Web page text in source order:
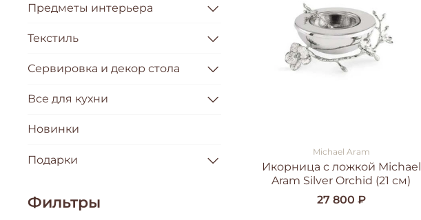
Michael Aram
Икорница с ложкой Michael
Aram Silver Orchid (21 см)
27 800 ₽
Предметы интерьера
Текстиль
Сервировка и декор стола
Все для кухни
Новинки
Подарки
Фильтры